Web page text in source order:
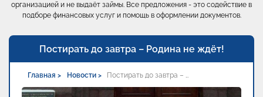
организацией и не выдаёт займы. Все предложения - это содействие в
подборе финансовых услуг и помощь в оформлении документов.
Постирать до завтра – Родина не ждёт!
Главная > Новости > Постирать до завтра – …